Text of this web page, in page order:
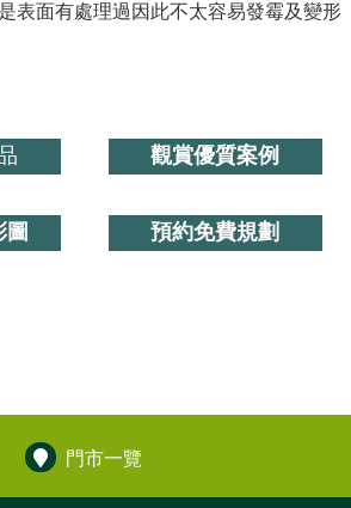
表面有處理過因此不太容易發霉及變
觀賞優質案例
預約免費規劃
門市一覽